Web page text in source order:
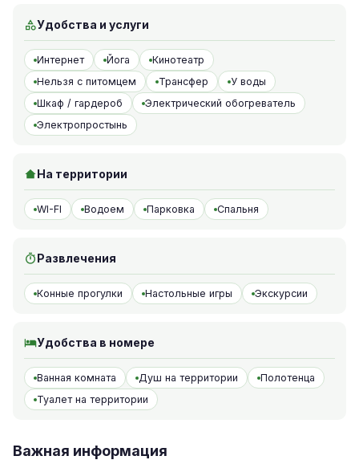
Удобства и услуги
Интернет Йога
Кинотеатр
Нельзя с питомцем
Трансфер
У воды
Шкаф / гардероб
Электрический обогреватель
Электропростынь
На территории
WI-FI Водоем Парковка Спальня
Развлечения
Конные прогулки Настольные игры Экскурсии
Удобства в номере
Ванная комната Душ на территории
Полотенца
Туалет на территории
Важная информация